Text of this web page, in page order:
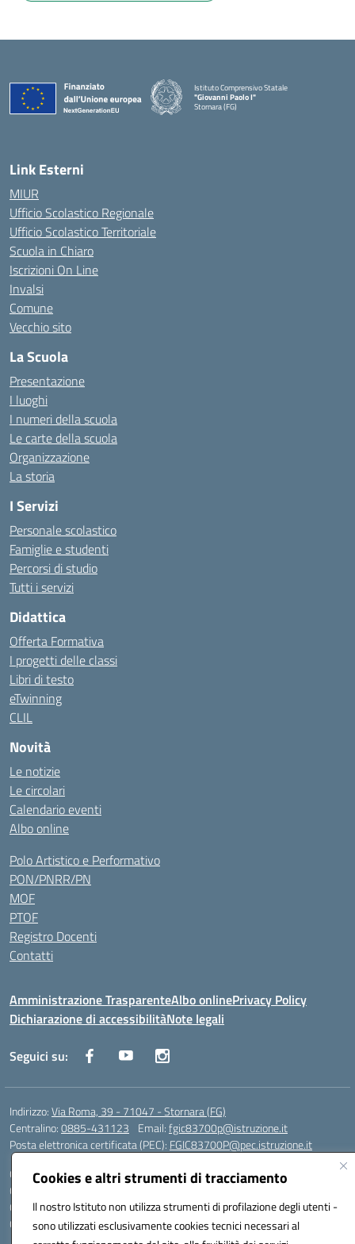
Cookies e altri strumenti di tracciamento
Il nostro Istituto non utilizza strumenti di profilazione degli utenti -
sono utilizzati esclusivamente cookies tecnici necessari al
Istituto Comprensivo Statale
"Giovanni Paolo I"
Stornara (FG)
Link Esterni
MIUR
Ufficio Scolastico Regionale
Ufficio Scolastico Territoriale
Scuola in Chiaro
Iscrizioni On Line
Invalsi
Comune
Vecchio sito
La Scuola
Presentazione
I luoghi
I numeri della scuola
Le carte della scuola
Organizzazione
La storia
I Servizi
Personale scolastico
Famiglie e studenti
Percorsi di studio
Tutti i servizi
Didattica
Offerta Formativa
I progetti delle classi
Libri di testo
eTwinning
CLIL
Novità
Le notizie
Le circolari
Calendario eventi
Albo online
Polo Artistico e Performativo
PON/PNRR/PN
MOF
PTOF
Registro Docenti
Contatti
Amministrazione TrasparenteAlbo onlinePrivacy Policy
Dichiarazione di accessibilitàNote legali
Seguici su:
Indirizzo:Via Roma, 39 - 71047 - Stornara (FG)
Centralino:0885-431123 Email:fgic83700p@istruzione.it
Posta elettronica certificata (PEC): FGIC83700P@pec.istruzione.it
Codice fiscale: 90015650717
Codice meccanografico:
Codice Indice delle Pubbliche Amministrazioni (IPA): istsc_fgic83700p
Codice unico di fatturazione (CUF): UFUOPR